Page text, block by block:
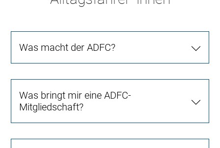
Was macht der ADFC?
Was bringt mir eine ADFC-
Mitgliedschaft?